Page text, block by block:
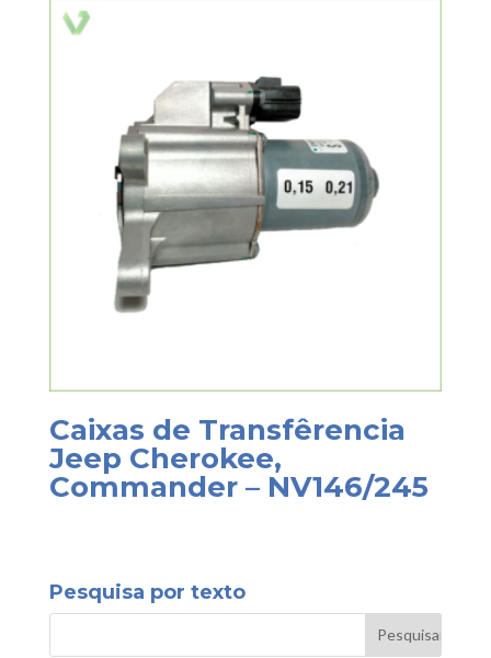
Caixas de Transfêrencia
Jeep Cherokee,
Commander – NV146/245
Pesquisa por texto